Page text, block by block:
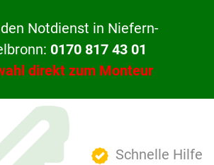
Notdienst in Niefern-
0170 817 43 01
direkt zum Monteur
Schnelle Hilfe